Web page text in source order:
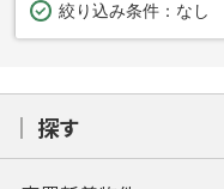
絞り込み条件： なし
探す